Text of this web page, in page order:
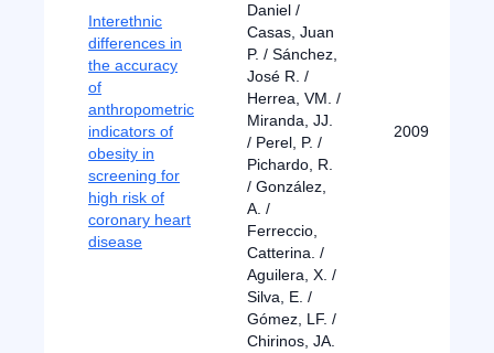
Interethnic
differences in
the accuracy
of
anthropometric
indicators of
obesity in
screening for
high risk of
coronary heart
disease
Daniel /
Casas, Juan
P. / Sánchez,
José R. /
Herrea, VM. /
Miranda, JJ.
/ Perel, P. /
Pichardo, R.
/ González,
A. /
Ferreccio,
Catterina. /
Aguilera, X. /
Silva, E. /
Gómez, LF. /
Chirinos, JA.
2009